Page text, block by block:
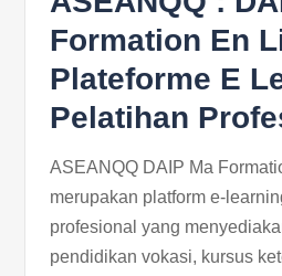
Formation En
Plateforme E
Pelatihan
ASEANQQ DAIP Ma
merupakan platform e-
profesional yang
pendidikan vokasi, kursus